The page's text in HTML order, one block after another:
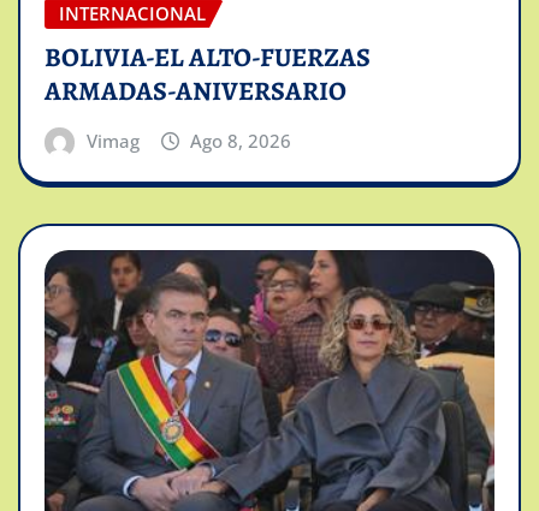
INTERNACIONAL
BOLIVIA-EL ALTO-FUERZAS
ARMADAS-ANIVERSARIO
Vimag Ago 8, 2026